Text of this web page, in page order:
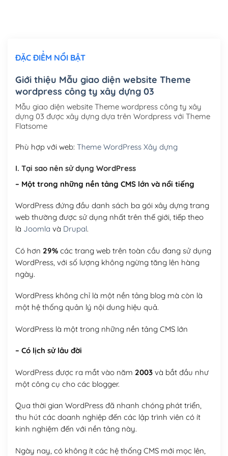
Mua thêm Host + Tên miền
Tên miền quốc tế .com .net .org (1 năm)
Tên miền Việt Nam .vn (1 năm)(+550,000₫)
Hosting 2GB SSD (1 năm)(+450,000₫)
Hosting 5GB SSD (1 năm) (+650,000₫)
Hosting 8GB SSD (1 năm) (+950,000₫)
ĐẶC ĐIỂM NỔI BẬT
Giới thiệu Mẫu giao diện website Theme
wordpress công ty xây dựng 03
Mẫu giao diện website Theme wordpress công ty xây
dựng 03 được xây dựng dựa trên Wordpress với Theme
Flatsome
Phù hợp với web: Theme WordPress Xây dựng
I. Tại sao nên sử dụng WordPress
– Một trong những nền tảng CMS lớn và nổi tiếng
WordPress đứng đầu danh sách ba gói xây dựng trang
web thường được sử dụng nhất trên thế giới, tiếp theo
là Joomla và Drupal.
Có hơn 29%các trang web trên toàn cầu đang sử dụng
WordPress, với số lượng không ngừng tăng lên hàng
ngày.
WordPress không chỉ là một nền tảng blog mà còn là
một hệ thống quản lý nội dung hiệu quả.
WordPress là một trong những nền tảng CMS lớn
– Có lịch sử lâu đời
WordPress được ra mắt vào năm 2003và bắt đầu như
một công cụ cho các blogger.
Qua thời gian WordPress đã nhanh chóng phát triển,
thu hút các doanh nghiệp đến các lập trình viên có ít
kinh nghiệm đến với nền tảng này.
Ngày nay, có không ít các hệ thống CMS mới mọc lên,